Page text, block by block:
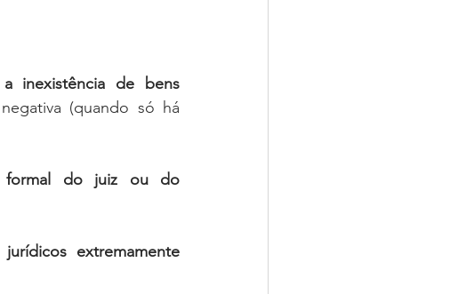
a inexistência de bens
(quando só há
formal do juiz ou do
extremamente